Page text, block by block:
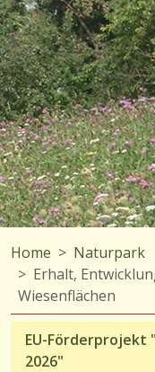
Home
Naturpark
Erhalt,
Wiesenflächen
EU-Förderprojekt
2026"